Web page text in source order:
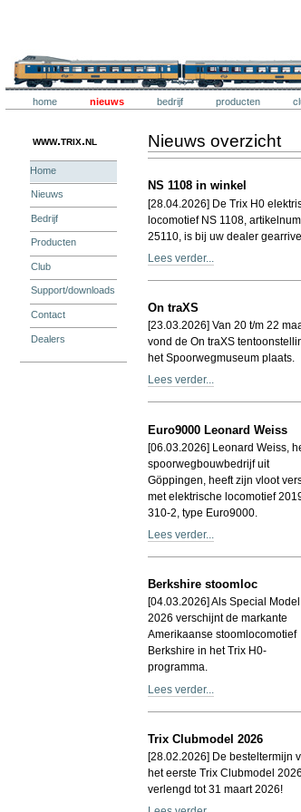
naar
navigatie
Onderdelen
home nieuws bedrijf producten
Persoonlijke
www.trix.nl
Home
Nieuws
Bedrijf
Producten
Club
Support/downloads
Contact
Dealers
Nieuws overzicht
NS 1108 in winkel
[28.04.2026] De Trix H0
locomotief NS 1108,
25110, is bij uw dealer
Lees verder...
On traXS
[23.03.2026] Van 20 t/m 22
vond de On traXS
het Spoorwegmuseum plaats.
Lees verder...
Euro9000 Leonard Weiss
[06.03.2026] Leonard Weiss,
spoorwegbouwbedrijf uit
Göppingen, heeft zijn vloot
met elektrische locomotief
310-2, type Euro9000.
Lees verder...
Berkshire stoomloc
[04.03.2026] Als Special Model
2026 verschijnt de markante
Amerikaanse stoomlocomotief
Berkshire in het Trix H0-
programma.
Lees verder...
Trix Clubmodel 2026
[28.02.2026] De besteltermijn
het eerste Trix Clubmodel
verlengd tot 31 maart 2026!